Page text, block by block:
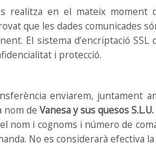
realitza en el mateix moment
que les dades comunicades
El sistema d’encriptació
i protecció.
enviarem, juntament
nom de Vanesa y sus quesos S.L.U.
nom i cognoms i número de
No es considerarà